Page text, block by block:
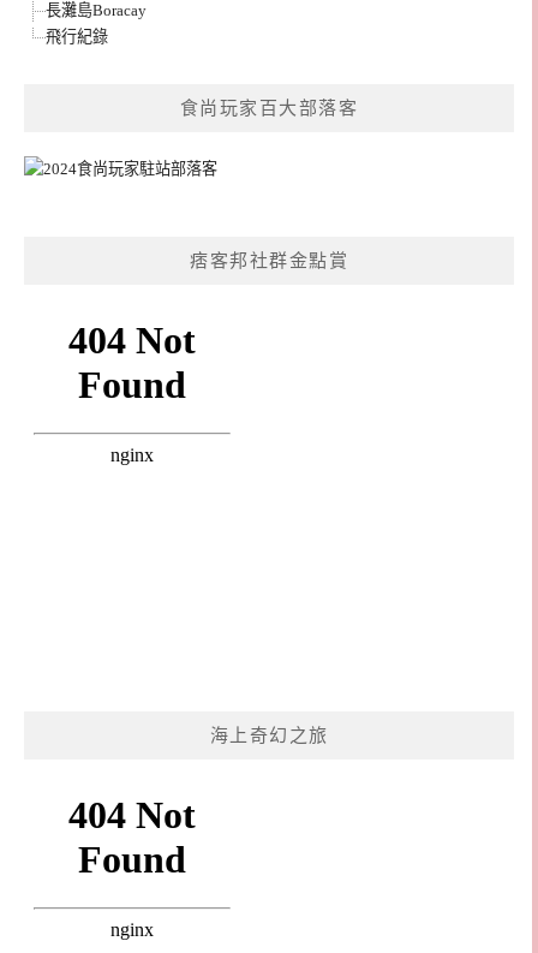
長灘島Boracay
飛行紀錄
食尚玩家百大部落客
痞客邦社群金點賞
海上奇幻之旅